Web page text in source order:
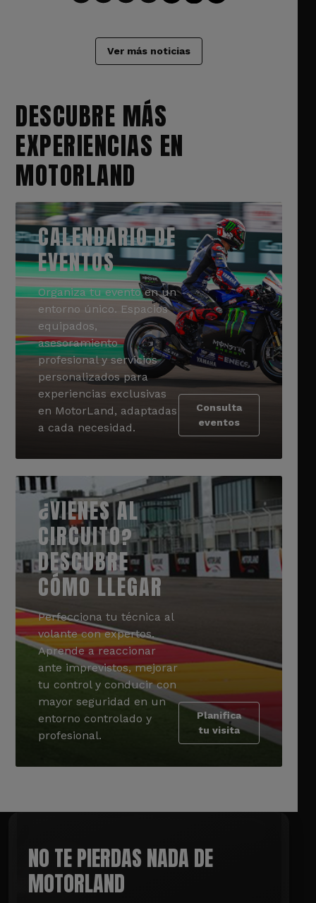
Ver más noticias
DESCUBRE MÁS
EXPERIENCIAS EN
MOTORLAND
CALENDARIO DE
EVENTOS
Organiza tu evento en un
entorno único. Espacios
equipados,
asesoramiento
profesional y servicios
personalizados para
experiencias exclusivas
en MotorLand, adaptadas
a cada necesidad.
Consulta
eventos
¿VIENES AL
CIRCUITO?
DESCUBRE
CÓMO LLEGAR
Perfecciona tu técnica al
volante con expertos.
Aprende a reaccionar
ante imprevistos, mejorar
tu control y conducir con
mayor seguridad en un
entorno controlado y
profesional.
Planifica
tu visita
NO TE PIERDAS NADA DE
MOTORLAND